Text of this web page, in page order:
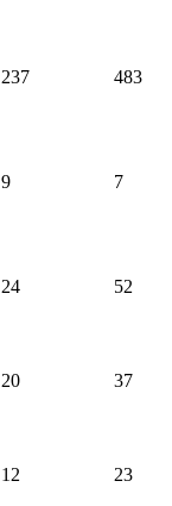
237 483
9 7
24 52
20 37
12 23